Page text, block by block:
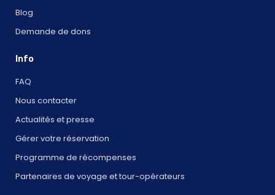
Blog
Demande de dons
Info
FAQ
Nous contacter
Actualités et presse
Gérer votre réservation
Programme de récompenses
Partenaires de voyage et tour-opérateurs